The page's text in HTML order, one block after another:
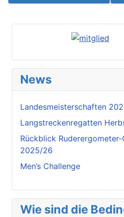
News
Landesmeisterschaften
Langstreckenregatten
Rückblick
2025/26
Men’s Challenge
Wie sind die